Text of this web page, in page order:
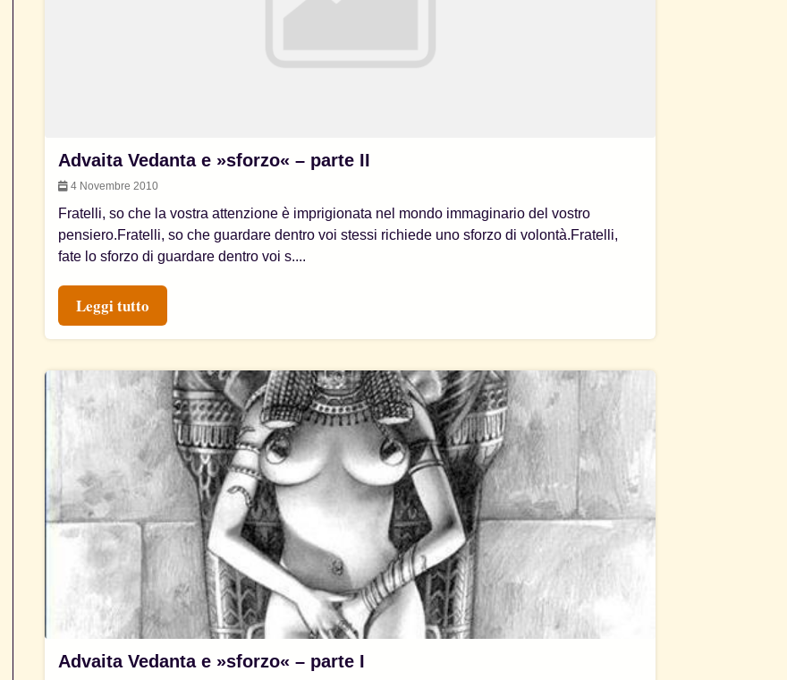
Advaita Vedanta e »sforzo« – parte II
4 Novembre 2010
Fratelli, so che la vostra attenzione è imprigionata nel mondo immaginario del vostro
pensiero.Fratelli, so che guardare dentro voi stessi richiede uno sforzo di volontà.Fratelli,
fate lo sforzo di guardare dentro voi s....
Leggi tutto
Advaita Vedanta e »sforzo« – parte I